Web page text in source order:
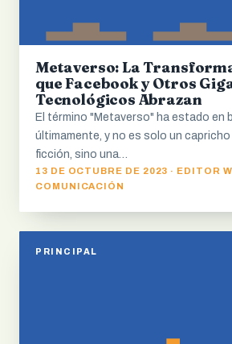
Metaverso: La
que Facebook y Otros
Tecnológicos Abrazan
El término "Metaverso" ha estado en
últimamente, y no es solo un
ficción, sino una…
13 DE OCTUBRE DE 2023 · EDITOR
COMUNICACIÓN
PRINCIPAL